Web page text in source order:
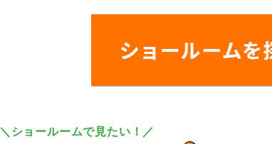
＼ショールームで見たい！／